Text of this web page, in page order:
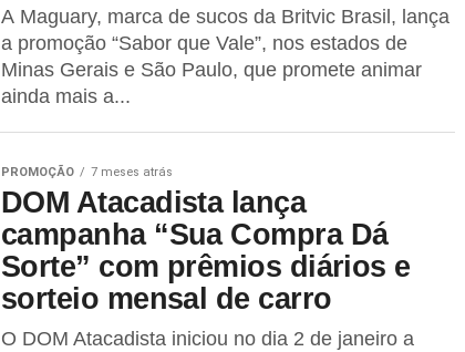
A Maguary, marca de sucos da Britvic Brasil, lança
a promoção “Sabor que Vale”, nos estados de
Minas Gerais e São Paulo, que promete animar
ainda mais a...
PROMOÇÃO 7 meses atrás
DOM Atacadista lança
campanha “Sua Compra Dá
Sorte” com prêmios diários e
sorteio mensal de carro
O DOM Atacadista iniciou no dia 2 de janeiro a